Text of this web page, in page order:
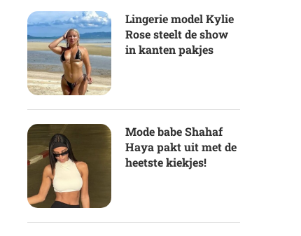
Lingerie model Kylie
Rose steelt de show
in kanten pakjes
Mode babe Shahaf
Haya pakt uit met de
heetste kiekjes!